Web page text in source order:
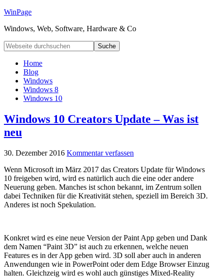
WinPage
Windows, Web, Software, Hardware & Co
Home
Blog
Windows
Windows 8
Windows 10
Windows 10 Creators Update – Was ist
neu
30. Dezember 2016 Kommentar verfassen
Wenn Microsoft im März 2017 das Creators Update für Windows
10 freigeben wird, wird es natürlich auch die eine oder andere
Neuerung geben. Manches ist schon bekannt, im Zentrum sollen
dabei Techniken für die Kreativität stehen, speziell im Bereich 3D.
Anderes ist noch Spekulation.
Konkret wird es eine neue Version der Paint App geben und Dank
dem Namen “Paint 3D” ist auch zu erkennen, welche neuen
Features es in der App geben wird. 3D soll aber auch in anderen
Anwendungen wie in PowerPoint oder dem Edge Browser Einzug
halten. Gleichzeig wird es wohl auch günstiges Mixed-Reality